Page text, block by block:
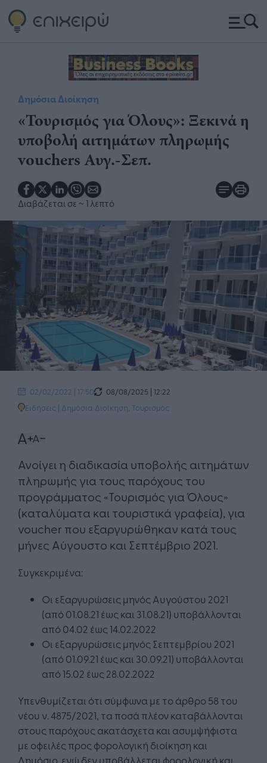
Δημόσια Διοίκηση
«Τουρισμός για Όλους»: ​Ξεκινά η
υποβολή αιτημάτων πληρωμής
vouchers Αυγ.-Σεπ.
Διαβάζεται σε ~ 1 λεπτό
02/02/2022 | 17:50
08/08/2025 | 12:22
Ειδήσεις | Δημόσια Διοίκηση Τουρισμός
Ανοίγει η διαδικασία υποβολής αιτημάτων
πληρωμής για τους παρόχους του
προγράμματος «Τουρισμός για Όλους»
(καταλύματα και τουριστικά γραφεία), για
voucher που εξαργυρώθηκαν κατά τους
μήνες Αύγουστο και Σεπτέμβριο 2021.
Συγκεκριμένα:
Οι εξαργυρώσεις μηνός Αυγούστου 2021
(από 01.08.21 έως και 31.08.21) υποβάλλονται
από 04.02 έως 14.02.2022
Οι εξαργυρώσεις μηνός Σεπτεμβρίου 2021
(από 01.09.21 έως και 30.09.21) υποβάλλονται
από 15.02 έως 28.02.2022
Υπενθυμίζεται ότι σύμφωνα με το άρθρο 58 του
νέου ν. 4875/2021, τα ποσά πλέον καταβάλλονται
στους παρόχους ακατάσχετα και ασυμψήφιστα
με οφειλές προς φορολογική διοίκηση και
Δημόσιο, ενώ δεν υποβάλλεται φορολογική και